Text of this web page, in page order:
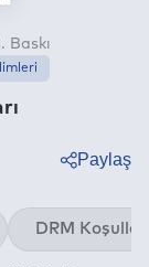
Baskı
Paylaş
Twitter
DRM Koşulları